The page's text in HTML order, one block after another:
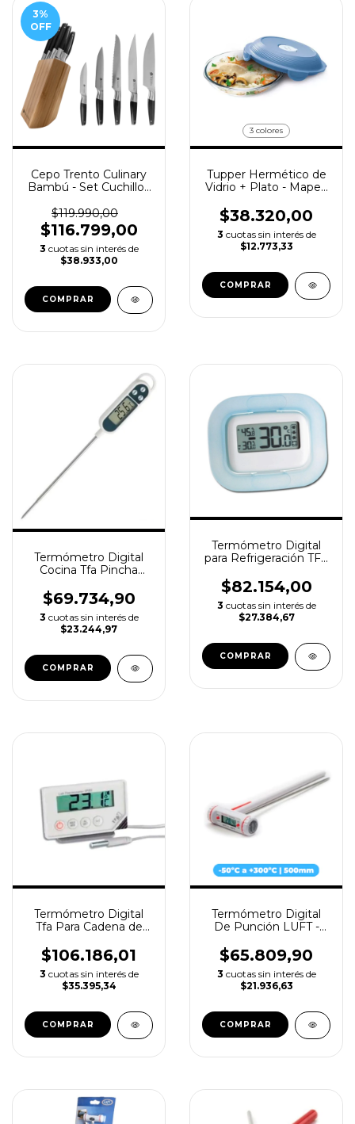
3%
OFF
Cepo Trento Culinary
Bambú - Set Cuchillos
$119.990,00
$116.799,00
3 cuotas sin interés de
$38.933,00
3 colores
Tupper Hermético de
Vidrio + Plato - Maped
$38.320,00
3 cuotas sin interés de
$12.773,33
COMPRAR
Termómetro Digital
Cocina Tfa Pincha
-50+300°
$69.734,90
3 cuotas sin interés de
$23.244,97
Termómetro Digital
para Refrigeración TFA
$82.154,00
3 cuotas sin interés de
$27.384,67
Termómetro Digital
Tfa Para Cadena de
Pila Incluida
$106.186,01
3 cuotas sin interés de
$35.395,34
Termómetro Digital
De Punción LUFT -
Inoxidable 500mm
$65.809,90
3 cuotas sin interés de
$21.936,63